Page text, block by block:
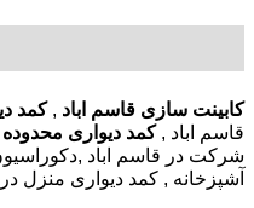
کابینت سازی قاسم اباد ,کمد
قاسم اباد ,کمد دیواری محدوده
شرکت در قاسم اباد
آشپزخانه , کمد دیواری منزل